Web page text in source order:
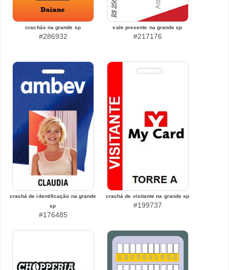
crachás na grande sp
#286932
vale presente na grande sp
#217176
crachá de identificação na grande
sp
#176485
crachá de visitante na grande sp
#199737